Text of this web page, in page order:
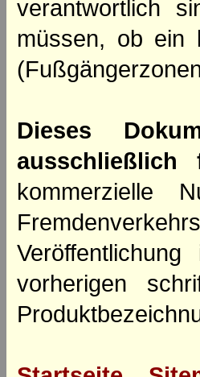
verantwortlich
müssen, ob ein
Dieses
ausschließlich
kommerzielle
vorherigen